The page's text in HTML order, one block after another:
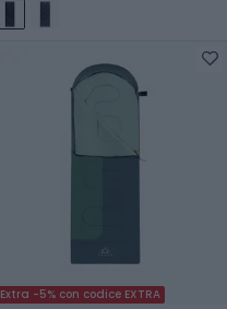
Extra -5% con codice EXTRA